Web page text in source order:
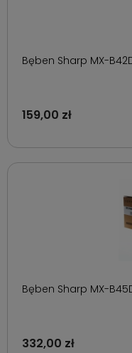
Bęben Sharp MX-
159,00 zł
Bęben Sharp MX-
332,00 zł